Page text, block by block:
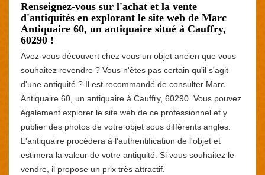
Renseignez-vous sur l'achat et la vente
d'antiquités en explorant le site web de Marc
Antiquaire 60, un antiquaire situé à Cauffry,
60290 !
Avez-vous découvert chez vous un objet ancien que vous
souhaitez revendre ? Vous n'êtes pas certain qu'il s'agit
d'une antiquité ? Il est recommandé de consulter Marc
Antiquaire 60, un antiquaire à Cauffry, 60290. Vous pouvez
également explorer le site web de ce professionnel et y
publier des photos de votre objet sous différents angles.
L'antiquaire procédera à l'authentification de l'objet et
estimera la valeur de votre antiquité. Si vous souhaitez le
vendre, il propose un prix très attractif.